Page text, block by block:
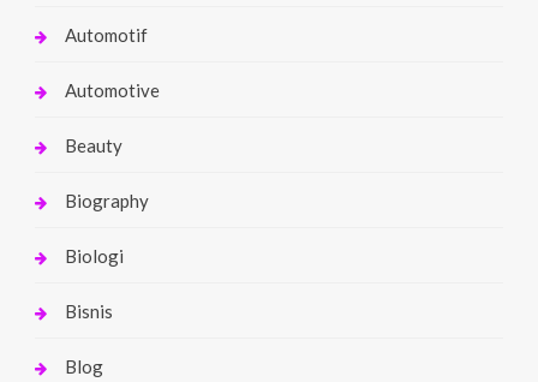
Automotif
Automotive
Beauty
Biography
Biologi
Bisnis
Blog